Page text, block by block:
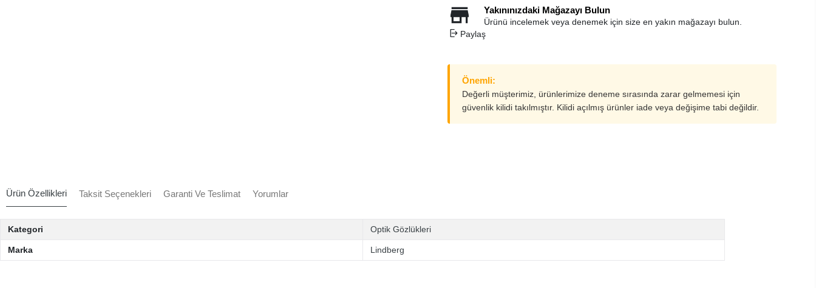
Yakınınızdaki Mağazayı Bulun
Ürünü incelemek veya denemek için size en yakın mağazayı bulun.
Paylaş
Önemli:
Değerli müşterimiz, ürünlerimize deneme sırasında zarar gelmemesi için
güvenlik kilidi takılmıştır. Kilidi açılmış ürünler iade veya değişime tabi değildir.
Ürün Özellikleri Taksit Seçenekleri Garanti Ve Teslimat Yorumlar
Kategori Optik Gözlükleri
Marka Lindberg